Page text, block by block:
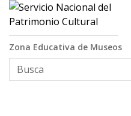
Contenido principal
Zona Educativa de Museos